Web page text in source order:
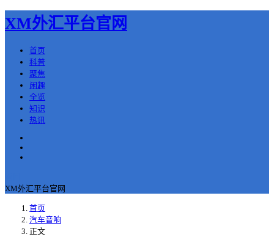
XM外汇平台官网
首页
科普
聚焦
闲趣
全览
知识
热讯
XM外汇平台官网
首页
汽车音响
正文